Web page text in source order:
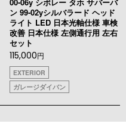
ン 99-02yシルバラード ヘッド
ライト LED 日本光軸仕様 車検
改善 日本仕様 左側通行用 左右
セット
115,000円
EXTERIOR
ガレージダイバン